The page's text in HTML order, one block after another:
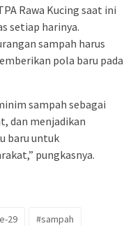
Rawa Kucing saat ini
setiap harinya.
sampah harus
pola baru pada
sampah sebagai
dan menjadikan
baru untuk
pungkasnya.
29
#sampah